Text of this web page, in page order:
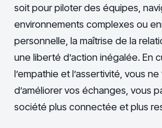
soit pour piloter des équipes,
environnements complexes ou
personnelle, la maîtrise de la
une liberté d’action inégalée. En
l’empathie et l’assertivité, vous
d’améliorer vos échanges, vous
société plus connectée et plus